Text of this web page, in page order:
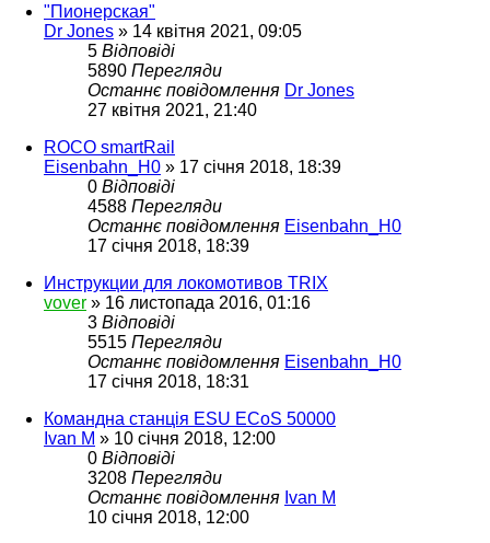
"Пионерская"
Dr Jones » 14 квітня 2021, 09:05
5 Відповіді
5890 Перегляди
Останнє повідомлення Dr Jones
27 квітня 2021, 21:40
ROCO smartRail
Eisenbahn_H0 » 17 січня 2018, 18:39
0 Відповіді
4588 Перегляди
Останнє повідомлення Eisenbahn_H0
17 січня 2018, 18:39
Инструкции для локомотивов TRIX
vover » 16 листопада 2016, 01:16
3 Відповіді
5515 Перегляди
Останнє повідомлення Eisenbahn_H0
17 січня 2018, 18:31
Командна станція ESU ECoS 50000
Ivan M » 10 січня 2018, 12:00
0 Відповіді
3208 Перегляди
Останнє повідомлення Ivan M
10 січня 2018, 12:00